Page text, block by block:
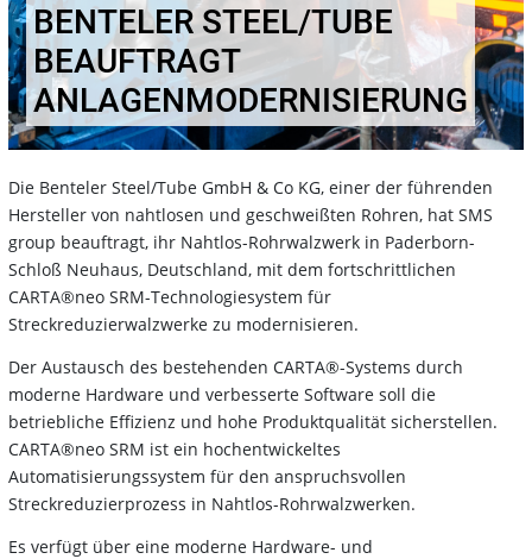
BENTELER STEEL/TUBE
BEAUFTRAGT
ANLAGENMODERNISIERUNG
Die Benteler Steel/Tube GmbH & Co KG, einer der führenden
Hersteller von nahtlosen und geschweißten Rohren, hat SMS
group beauftragt, ihr Nahtlos-Rohrwalzwerk in Paderborn-
Schloß Neuhaus, Deutschland, mit dem fortschrittlichen
CARTA®neo SRM-Technologiesystem für
Streckreduzierwalzwerke zu modernisieren.
Der Austausch des bestehenden CARTA®-Systems durch
moderne Hardware und verbesserte Software soll die
betriebliche Effizienz und hohe Produktqualität sicherstellen.
CARTA®neo SRM ist ein hochentwickeltes
Automatisierungssystem für den anspruchsvollen
Streckreduzierprozess in Nahtlos-Rohrwalzwerken.
Es verfügt über eine moderne Hardware- und